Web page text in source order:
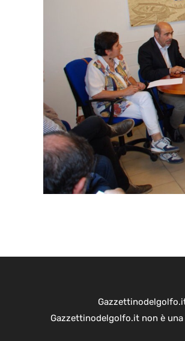
Gazzettinodelgolfo.it non è